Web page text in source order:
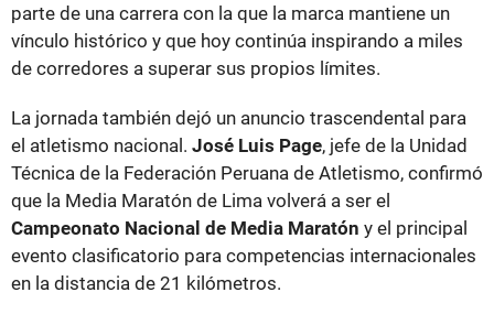
parte de una carrera con la que la marca mantiene un
vínculo histórico y que hoy continúa inspirando a miles
de corredores a superar sus propios límites.
La jornada también dejó un anuncio trascendental para
el atletismo nacional. José Luis Page, jefe de la Unidad
Técnica de la Federación Peruana de Atletismo, confirmó
que la Media Maratón de Lima volverá a ser el
Campeonato Nacional de Media Maratón y el principal
evento clasificatorio para competencias internacionales
en la distancia de 21 kilómetros.